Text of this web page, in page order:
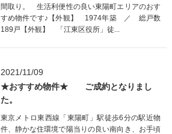
間取り。 生活利便性の良い東陽町エリアのおす
すめ物件です♪【外観】 1974年築 ／ 総戸数
189戸【外観】 「江東区役所」徒...
2021/11/09
★おすすめ物件★ ご成約となりまし
た。
東京メトロ東西線「東陽町」駅徒歩6分の駅近物
件、静かな住環境で陽当りの良い南向き、お手頃